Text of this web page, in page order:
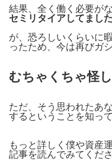
結果、全く働く必要が
セミリタイアしてました
が、恐ろしいくらいに
ったため、今は再びガ
むちゃくちゃ怪
ただ、そう思われたあ
するということを知っ
もっと詳しく僕や資産
記事を読んでみてくださ